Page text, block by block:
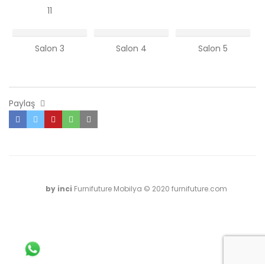
11
Salon 3 Salon 4 Salon 5
Paylaş
by inci Furnifuture Mobilya © 2020 furnifuture.com